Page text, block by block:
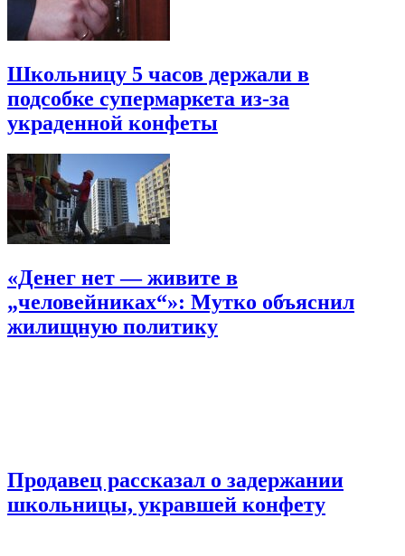
Школьницу 5 часов держали в
подсобке супермаркета из-за
украденной конфеты
«Денег нет — живите в
„человейниках“»: Мутко объяснил
жилищную политику
Продавец рассказал о задержании
школьницы, укравшей конфету